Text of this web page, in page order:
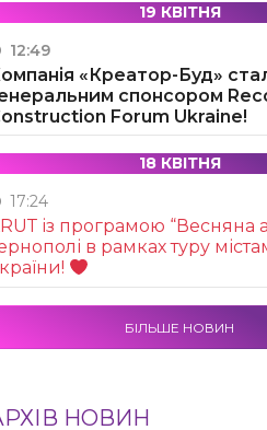
19 КВІТНЯ
12:49
«Креатор-Буд»
спонсором
Forum Ukraine!
18 КВІТНЯ
17:24
із програмою “Весняна
в рамках туру
БІЛЬШЕ НОВИН
НОВИН